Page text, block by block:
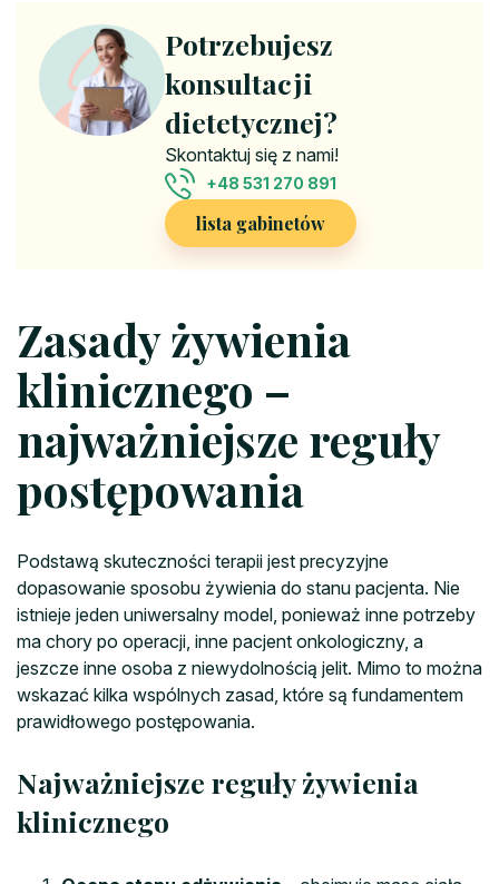
Potrzebujesz
konsultacji
dietetycznej?
Skontaktuj się z nami!
+48 531 270 891
lista gabinetów
Zasady żywienia
klinicznego –
najważniejsze reguły
postępowania
Podstawą skuteczności terapii jest precyzyjne
dopasowanie sposobu żywienia do stanu pacjenta. Nie
istnieje jeden uniwersalny model, ponieważ inne potrzeby
ma chory po operacji, inne pacjent onkologiczny, a
jeszcze inne osoba z niewydolnością jelit. Mimo to można
wskazać kilka wspólnych zasad, które są fundamentem
prawidłowego postępowania.
Najważniejsze reguły żywienia
klinicznego